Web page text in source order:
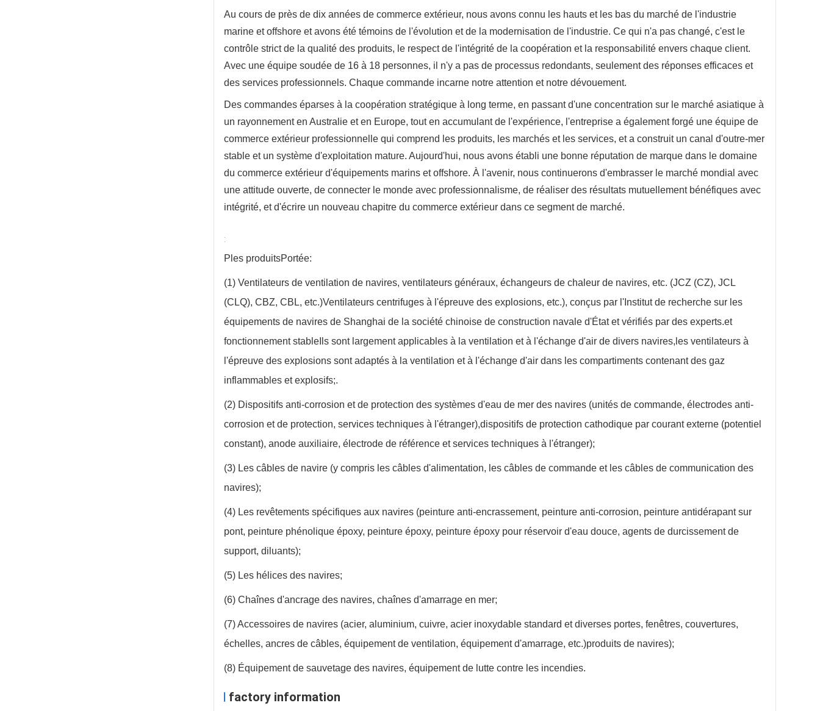
Au cours de près de dix années de commerce extérieur, nous avons connu les hauts et les bas du marché de l'industrie
marine et offshore et avons été témoins de l'évolution et de la modernisation de l'industrie. Ce qui n'a pas changé, c'est le
contrôle strict de la qualité des produits, le respect de l'intégrité de la coopération et la responsabilité envers chaque client.
Avec une équipe soudée de 16 à 18 personnes, il n'y a pas de processus redondants, seulement des réponses efficaces et
des services professionnels. Chaque commande incarne notre attention et notre dévouement.
Des commandes éparses à la coopération stratégique à long terme, en passant d'une concentration sur le marché asiatique à
un rayonnement en Australie et en Europe, tout en accumulant de l'expérience, l'entreprise a également forgé une équipe de
commerce extérieur professionnelle qui comprend les produits, les marchés et les services, et a construit un canal d'outre-mer
stable et un système d'exploitation mature. Aujourd'hui, nous avons établi une bonne réputation de marque dans le domaine
du commerce extérieur d'équipements marins et offshore. À l'avenir, nous continuerons d'embrasser le marché mondial avec
une attitude ouverte, de connecter le monde avec professionnalisme, de réaliser des résultats mutuellement bénéfiques avec
intégrité, et d'écrire un nouveau chapitre du commerce extérieur dans ce segment de marché.
:
P les produitsPortée:
(1) Ventilateurs de ventilation de navires, ventilateurs généraux, échangeurs de chaleur de navires, etc. (JCZ (CZ), JCL
(CLQ), CBZ, CBL, etc.)Ventilateurs centrifuges à l'épreuve des explosions, etc.), conçus par l'Institut de recherche sur les
équipements de navires de Shanghai de la société chinoise de construction navale d'État et vérifiés par des experts.et
fonctionnement stableIls sont largement applicables à la ventilation et à l'échange d'air de divers navires,les ventilateurs à
l'épreuve des explosions sont adaptés à la ventilation et à l'échange d'air dans les compartiments contenant des gaz
inflammables et explosifs;.
(2) Dispositifs anti-corrosion et de protection des systèmes d'eau de mer des navires (unités de commande, électrodes anti-
corrosion et de protection, services techniques à l'étranger),dispositifs de protection cathodique par courant externe (potentiel
constant), anode auxiliaire, électrode de référence et services techniques à l'étranger);
(3) Les câbles de navire (y compris les câbles d'alimentation, les câbles de commande et les câbles de communication des
navires);
(4) Les revêtements spécifiques aux navires (peinture anti-encrassement, peinture anti-corrosion, peinture antidérapant sur
pont, peinture phénolique époxy, peinture époxy, peinture époxy pour réservoir d'eau douce, agents de durcissement de
support, diluants);
(5) Les hélices des navires;
(6) Chaînes d'ancrage des navires, chaînes d'amarrage en mer;
(7) Accessoires de navires (acier, aluminium, cuivre, acier inoxydable standard et diverses portes, fenêtres, couvertures,
échelles, ancres de câbles, équipement de ventilation, équipement d'amarrage, etc.)produits de navires);
(8) Équipement de sauvetage des navires, équipement de lutte contre les incendies.
factory information